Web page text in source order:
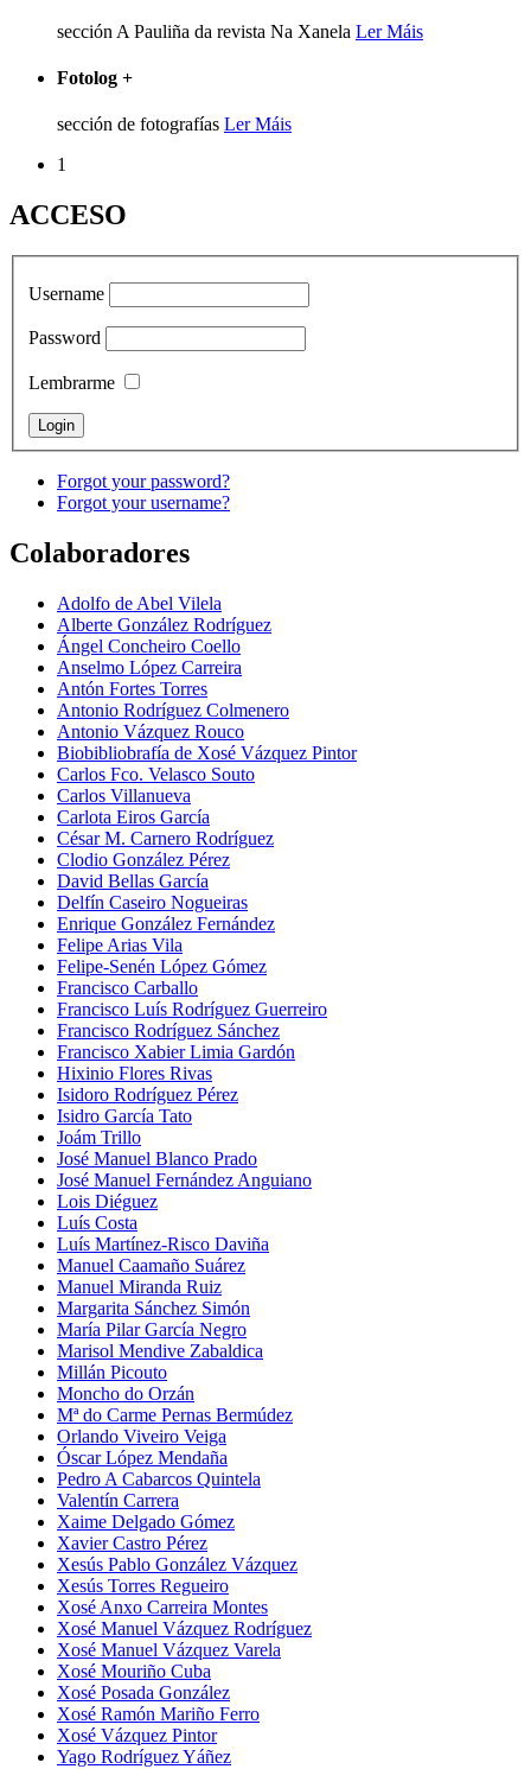
sección A Pauliña da revista Na Xanela Ler Máis
Fotolog +
sección de fotografías Ler Máis
1
ACCESO
Username
Password
Lembrarme
Forgot your password?
Forgot your username?
Colaboradores
Adolfo de Abel Vilela
Alberte González Rodríguez
Ángel Concheiro Coello
Anselmo López Carreira
Antón Fortes Torres
Antonio Rodríguez Colmenero
Antonio Vázquez Rouco
Biobibliobrafía de Xosé Vázquez Pintor
Carlos Fco. Velasco Souto
Carlos Villanueva
Carlota Eiros García
César M. Carnero Rodríguez
Clodio González Pérez
David Bellas García
Delfín Caseiro Nogueiras
Enrique González Fernández
Felipe Arias Vila
Felipe-Senén López Gómez
Francisco Carballo
Francisco Luís Rodríguez Guerreiro
Francisco Rodríguez Sánchez
Francisco Xabier Limia Gardón
Hixinio Flores Rivas
Isidoro Rodríguez Pérez
Isidro García Tato
Joám Trillo
José Manuel Blanco Prado
José Manuel Fernández Anguiano
Lois Diéguez
Luís Costa
Luís Martínez-Risco Daviña
Manuel Caamaño Suárez
Manuel Miranda Ruiz
Margarita Sánchez Simón
María Pilar García Negro
Marisol Mendive Zabaldica
Millán Picouto
Moncho do Orzán
Mª do Carme Pernas Bermúdez
Orlando Viveiro Veiga
Óscar López Mendaña
Pedro A Cabarcos Quintela
Valentín Carrera
Xaime Delgado Gómez
Xavier Castro Pérez
Xesús Pablo González Vázquez
Xesús Torres Regueiro
Xosé Anxo Carreira Montes
Xosé Manuel Vázquez Rodríguez
Xosé Manuel Vázquez Varela
Xosé Mouriño Cuba
Xosé Posada González
Xosé Ramón Mariño Ferro
Xosé Vázquez Pintor
Yago Rodríguez Yáñez